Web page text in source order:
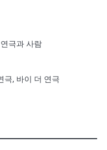
극과 사람
극, 바이 더 연극